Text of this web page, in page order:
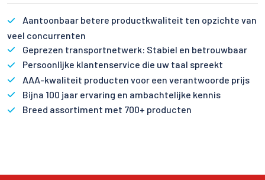
Aantoonbaar betere productkwaliteit ten opzichte van
veel concurrenten
Geprezen transportnetwerk: Stabiel en betrouwbaar
Persoonlijke klantenservice die uw taal spreekt
AAA-kwaliteit producten voor een verantwoorde prijs
Bijna 100 jaar ervaring en ambachtelijke kennis
Breed assortiment met 700+ producten